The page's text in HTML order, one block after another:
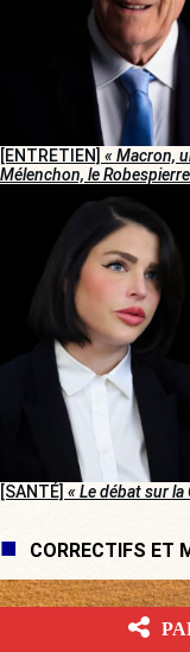
[ENTRETIEN] « Macron,
Mélenchon, le
[SANTÉ] « Le débat sur la
CORRECTIFS ET